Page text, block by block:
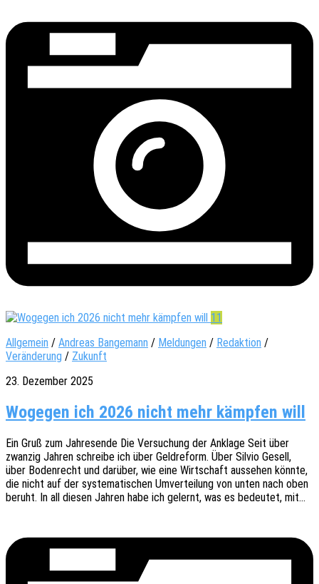
11
Allgemein / Andreas Bangemann / Meldungen / Redaktion /
Veränderung / Zukunft
23. Dezember 2025
Wogegen ich 2026 nicht mehr kämpfen will
Ein Gruß zum Jahres­en­de Die Versu­chung der Ankla­ge Seit über
zwan­zig Jahren schrei­be ich über Geld­re­form. Über Silvio Gesell,
über Boden­recht und darüber, wie eine Wirt­schaft ausse­hen könnte,
die nicht auf der syste­ma­ti­schen Umver­tei­lung von unten nach oben
beruht. In all diesen Jahren habe ich gelernt, was es bedeu­tet, mit…